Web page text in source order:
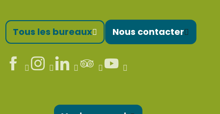
Tous les bureaux Nous contacter